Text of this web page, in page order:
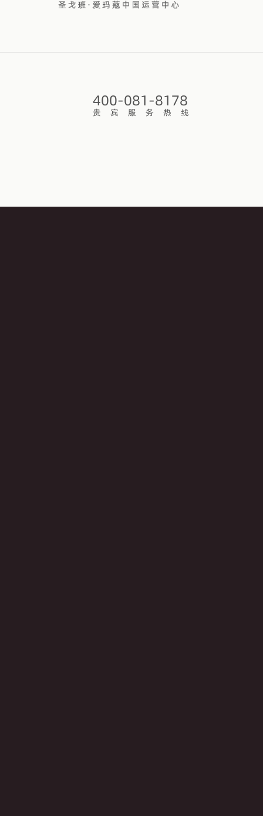
400-081-8178
贵 宾 服 务 热 线